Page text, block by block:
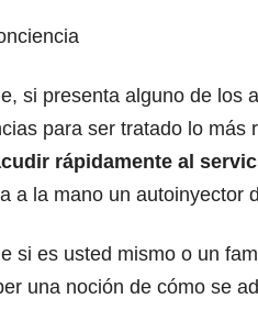
si presenta alguno de los
para ser tratado lo más
rápidamente al
a la mano un autoinyector
si es usted mismo o un
una noción de cómo se